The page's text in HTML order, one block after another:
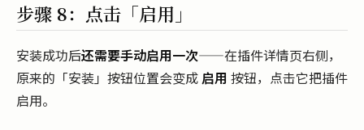
步骤 8：点击「启用」
安装成功后还需要手动启用一次——在插件详情页右侧，
原来的「安装」按钮位置会变成 启用 按钮，点击它把插件
启用。